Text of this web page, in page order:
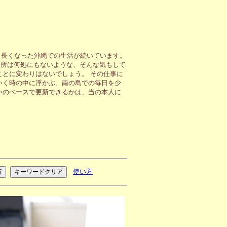
くなった沖縄での生活が続いています。
は何処にもないような、そんな気もして
に変わりはないでしょう。 その仕事に
時の中に浮かぶ、南の島での毎日を少
ペースで更新できるかは、当の本人に
使い方